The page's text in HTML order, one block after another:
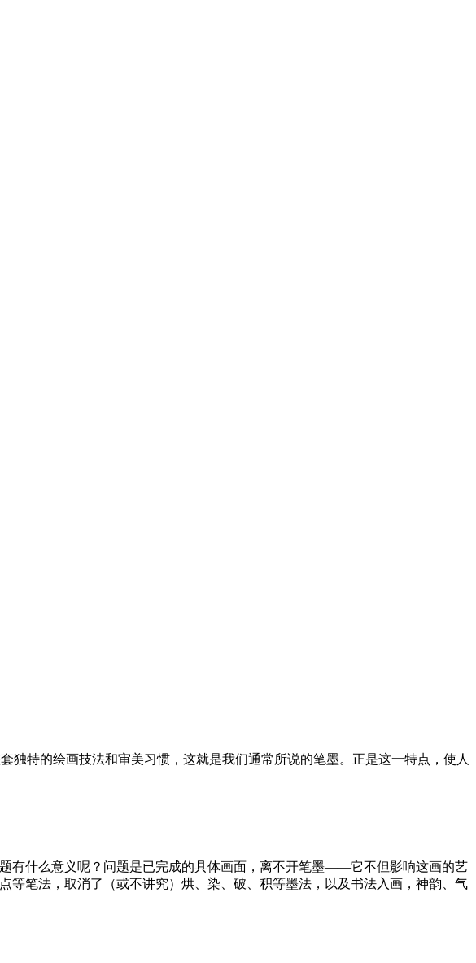
特的绘画技法和审美习惯，这就是我们通常所说的笔墨。正是这一特点，使人
有什么意义呢？问题是已完成的具体画面，离不开笔墨——它不但影响这画的艺
等笔法，取消了（或不讲究）烘、染、破、积等墨法，以及书法入画，神韵、气